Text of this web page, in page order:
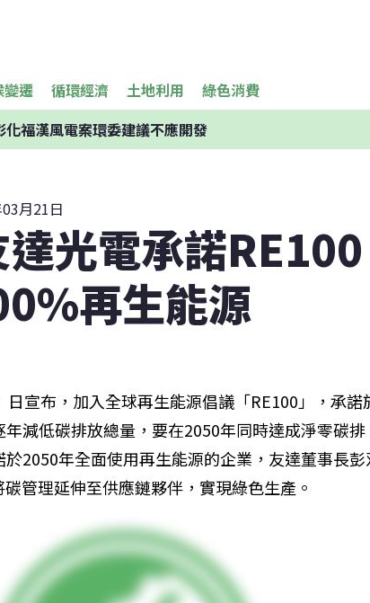
變遷 循環經濟 土地利用 綠色消費
福漢風電案環委建議不應開發
月21日
光電承諾RE100
再生能源
宣布，加入全球再生能源倡議「RE100」，承諾
減低碳排放總量，要在2050年同時達成淨零碳
2050年全面使用再生能源的企業，友達董事長彭
管理延伸至供應鏈夥伴，實現綠色生產。